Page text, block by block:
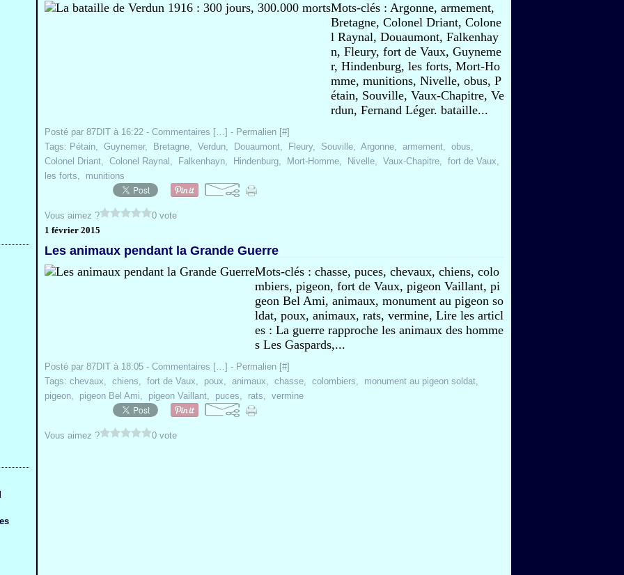
Mots-clés : Argonne, armement,
Bretagne, Colonel Driant, Colone
l Raynal, Douaumont, Falkenhay
n, Fleury, fort de Vaux, Guyneme
r, Hindenburg, les forts, Mort-Ho
mme, munitions, Nivelle, obus, P
étain, Souville, Vaux-Chapitre, Ve
rdun, Fernand Léger. bataille...
Posté par 87DIT à 16:22 - Commentaires […] - Permalien [#]
Tags: Pétain, Guynemer, Bretagne, Verdun, Douaumont, Fleury, Souville, Argonne, armement, obus,
Colonel Driant, Colonel Raynal , Falkenhayn, Hindenburg, Mort-Homme, Nivelle, Vaux-Chapitre, fort de Vaux,
les forts, munitions
Vous aimez ?
0 vote
1 février 2015
Les animaux pendant la Grande Guerre
Mots-clés : chasse, puces, chevaux, chiens, colo
mbiers, pigeon, fort de Vaux, pigeon Vaillant, pi
geon Bel Ami, animaux, monument au pigeon so
ldat, poux, animaux, rats, vermine, Lire les articl
es : La guerre rapproche les animaux des homme
s Les Gaspards,...
Posté par 87DIT à 18:05 - Commentaires […] - Permalien [#]
Tags: chevaux, chiens, fort de Vaux, poux, animaux, chasse, colombiers, monument au pigeon soldat,
pigeon, pigeon Bel Ami, pigeon Vaillant, puces, rats, vermine
Vous aimez ? 0 vote